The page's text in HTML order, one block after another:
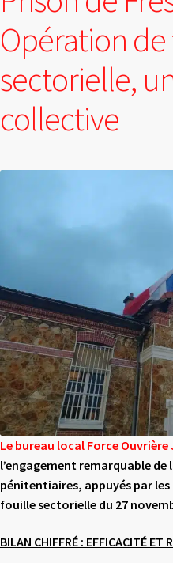
Opération
sectorielle,
collective
Le bureau local Force Ouvrière
l’engagement remarquable de
pénitentiaires, appuyés par les
fouille sectorielle du 27
BILAN CHIFFRÉ : EFFICACITÉ ET